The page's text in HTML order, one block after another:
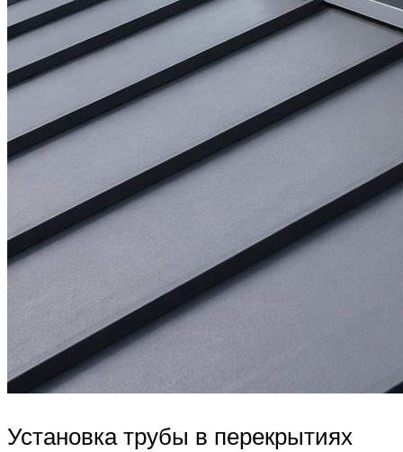
Установка трубы в перекрытиях